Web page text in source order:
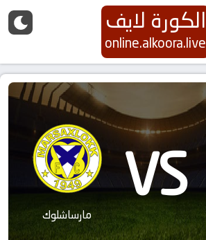
الكورة لايف
online.alkoora.live
VS مارساشلوك